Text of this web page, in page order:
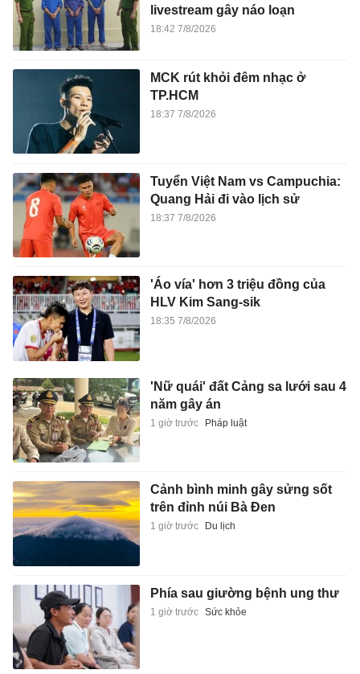
livestream gây náo loạn
18:42 7/8/2026
MCK rút khỏi đêm nhạc ở
TP.HCM
18:37 7/8/2026
Tuyển Việt Nam vs Campuchia:
Quang Hải đi vào lịch sử
18:37 7/8/2026
'Áo vía' hơn 3 triệu đồng của
HLV Kim Sang-sik
18:35 7/8/2026
'Nữ quái' đất Cảng sa lưới sau 4
năm gây án
1 giờ trước Pháp luật
Cảnh bình minh gây sửng sốt
trên đỉnh núi Bà Đen
1 giờ trước Du lịch
Phía sau giường bệnh ung thư
1 giờ trước Sức khỏe